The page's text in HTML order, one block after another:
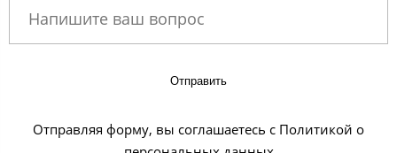
Отправить
Отправляя форму, вы соглашаетесь с Политикой о